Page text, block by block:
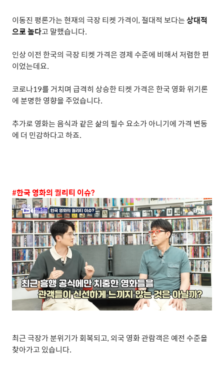
이동진 평론가는 현재의 극장 티켓 가격이,절대적 보다는상대적
으로 높다고 말했습니다.
인상 이전 한국의 극장 티켓 가격은 경제 수준에 비해서 저렴한 편
이었는데요.
코로나19를 거치며 급격히 상승한 티켓 가격은 한국 영화 위기론
에 분명한 영향을 주었습니다.
추가로 영화는 음식과 같은 삶의 필수 요소가 아니기에 가격 변동
에 더 민감하다고 하죠.
#한국 영화의 퀄리티 이슈?
최근 극장가 분위기가 회복되고,외국 영화 관람객은 예전 수준을
찾아가고 있습니다.